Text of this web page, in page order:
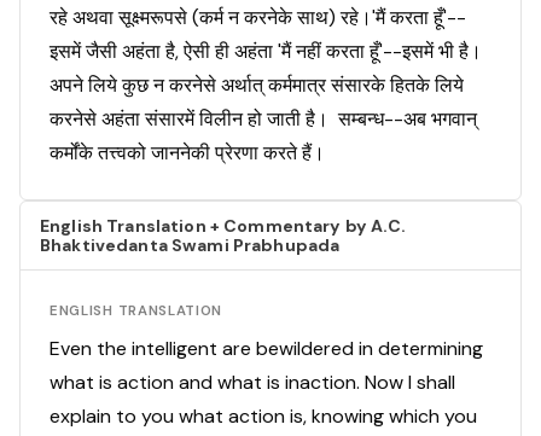
रहे अथवा सूक्ष्मरूपसे (कर्म न करनेके साथ) रहे।'मैं करता हूँ'--
इसमें जैसी अहंता है, ऐसी ही अहंता 'मैं नहीं करता हूँ'--इसमें भी है।
अपने लिये कुछ न करनेसे अर्थात् कर्ममात्र संसारके हितके लिये
करनेसे अहंता संसारमें विलीन हो जाती है। सम्बन्ध--अब भगवान्
कर्मोंके तत्त्वको जाननेकी प्रेरणा करते हैं।
English Translation + Commentary by A.C.
Bhaktivedanta Swami Prabhupada
ENGLISH TRANSLATION
Even the intelligent are bewildered in determining
what is action and what is inaction. Now I shall
explain to you what action is, knowing which you